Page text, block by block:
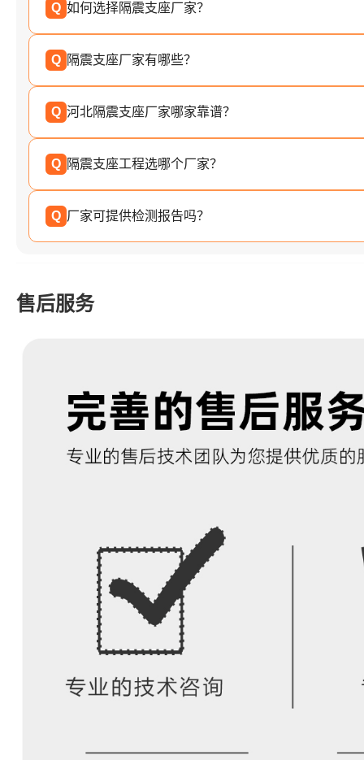
Q 如何选择隔震支座厂家？
Q 隔震支座厂家有哪些？
Q 河北隔震支座厂家哪家靠谱？
Q 隔震支座工程选哪个厂家？
Q 厂家可提供检测报告吗？
售后服务